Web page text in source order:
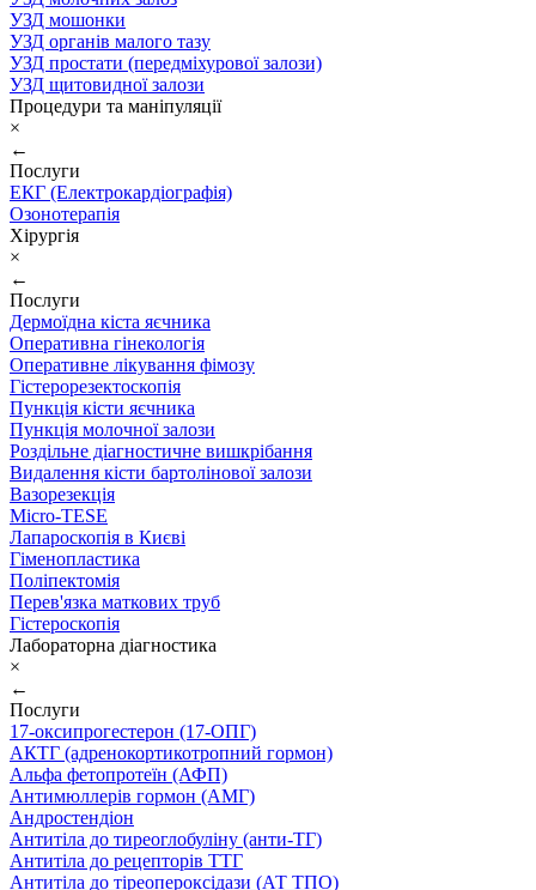
УЗД мошонки
УЗД органів малого тазу
УЗД простати (передміхурової залози)
УЗД щитовидної залози
Процедури та маніпуляції
×
←
Послуги
ЕКГ (Електрокардіографія)
Озонотерапія
Хірургія
×
←
Послуги
Дермоїдна кіста яєчника
Оперативна гінекологія
Оперативне лікування фімозу
Гістерорезектоскопія
Пункція кісти яєчника
Пункція молочної залози
Роздільне діагностичне вишкрібання
Видалення кісти бартолінової залози
Вазорезекція
Micro-TESE
Лапароскопія в Києві
Гіменопластика
Поліпектомія
Перев'язка маткових труб
Гістероскопія
Лабораторна діагностика
×
←
Послуги
17-оксипрогестерон (17-ОПГ)
АКТГ (адренокортикотропний гормон)
Альфа фетопротеїн (АФП)
Антимюллерів гормон (АМГ)
Андростендіон
Антитіла до тиреоглобуліну (анти-ТГ)
Антитіла до рецепторів ТТГ
Антитіла до тіреопероксідази (АТ ТПО)